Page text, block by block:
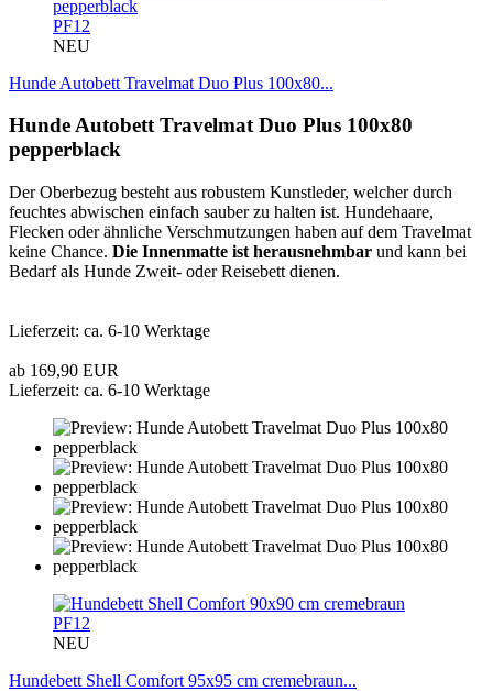
PF12
NEU
Hunde Autobett Travelmat Duo Plus 100x80...
Hunde Autobett Travelmat Duo Plus 100x80
pepperblack
Der Oberbezug besteht aus robustem Kunstleder, welcher durch
feuchtes abwischen einfach sauber zu halten ist. Hundehaare,
Flecken oder ähnliche Verschmutzungen haben auf dem Travelmat
keine Chance. Die Innenmatte ist herausnehmbar und kann bei
Bedarf als Hunde Zweit- oder Reisebett dienen.
Lieferzeit: ca. 6-10 Werktage
ab 169,90 EUR
Lieferzeit: ca. 6-10 Werktage
PF12
NEU
Hundebett Shell Comfort 95x95 cm cremebraun...